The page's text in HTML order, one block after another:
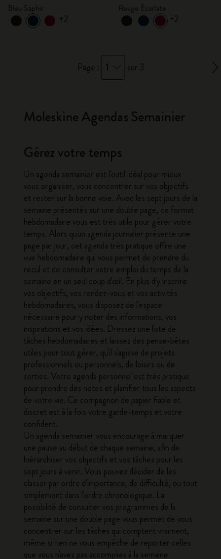
+2 +2
Page : 1 sur 3
Moleskine Agendas Semainier
Gérez votre temps
Un agenda semainier est l'outil idéal pour mieux
vous organiser, vous concentrer sur vos objectifs
et rester sur la bonne voie. Avec les sept jours de la
semaine présentés sur une double page, ce format
hebdomadaire vous est très utile pour gérer votre
temps. Alors qu'un agenda journalier présente une
page par jour, cet agenda très pratique offre une
vue hebdomadaire qui vous permet de prendre du
recul et de consulter votre emploi du temps de la
semaine en un seul coup d'œil. En plus d'y inscrire
vos objectifs, vos rendez-vous et vos activités
hebdomadaires, vous disposez de l'espace
nécessaire pour y noter des informations, vos
inspirations et vos idées. Dressez une liste de
tâches hebdomadaires et laissez des pense-bêtes
utiles pour tout gérer, qu'il s'agisse de projets
professionnels ou personnels, de loisirs ou de
sorties. Votre agenda personnel est très pratique
pour prendre des notes et planifier tous les aspects
de votre vie. Ce compagnon de papier fiable et
discret est à la fois votre garde-temps et votre
confident.
Un agenda semainier vous encourage à marquer
une pause au début de chaque semaine, afin de
hiérarchiser vos objectifs et vos tâches pour les
sept jours à venir. Vous pouvez décider de les
classer par ordre d'importance, de difficulté, ou tout
simplement dans l'ordre chronologique. La
possibilité de consulter vos programmes de la
semaine sur une double page vous permet de vous
concentrer sur les tâches qui comptent vraiment,
même si rien ne vous empêche de reporter celles
que vous n'avez pas accomplies à la semaine